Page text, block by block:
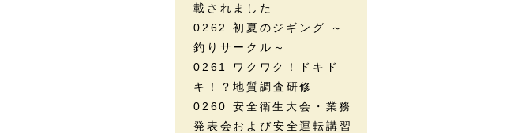
載されました
0262 初夏のジギング ～
釣りサークル～
0261 ワクワク！ドキド
キ！？地質調査研修
0260 安全衛生大会・業務
発表会および安全運転講習